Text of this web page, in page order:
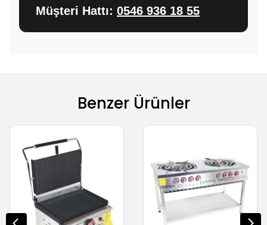
Müşteri Hattı: 0546 936 18 55
Benzer Ürünler